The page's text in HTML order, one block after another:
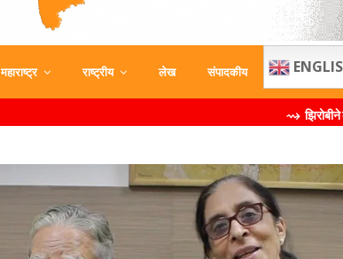
महाराष्ट्र राष्ट्रीय लेख संपादकीय
⇝ झिरोबीने केली मिलिंद सोमण